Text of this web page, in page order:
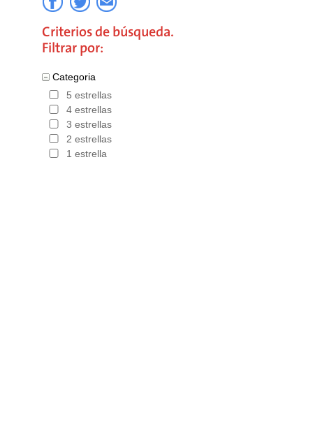
Criterios de búsqueda.
Filtrar por:
Categoria
5 estrellas
4 estrellas
3 estrellas
2 estrellas
1 estrella